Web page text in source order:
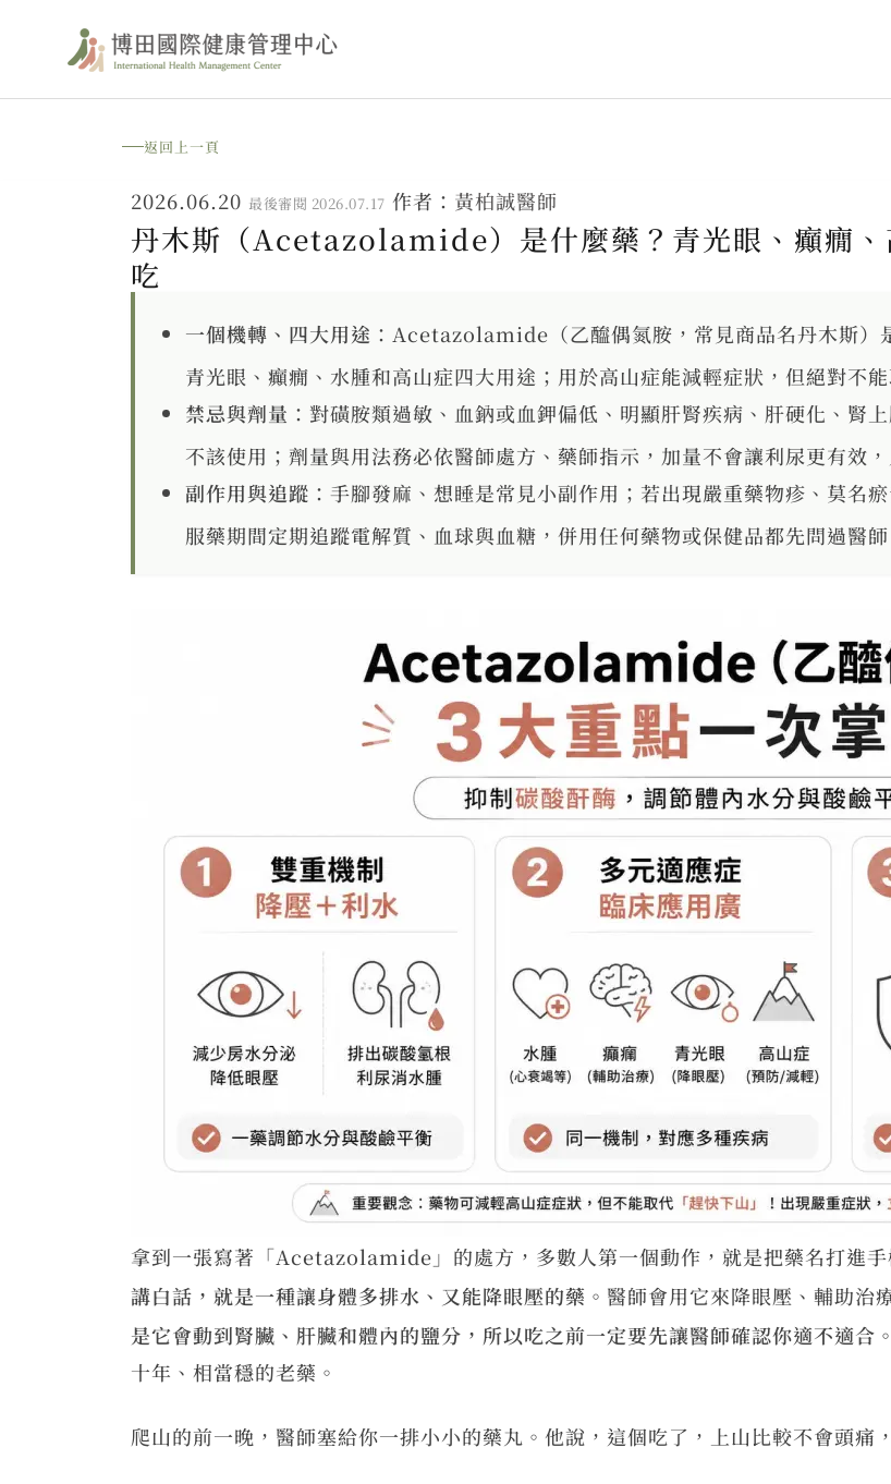
主
返回上一頁
2026.06.20 最後審閱 2026.07.17 作者： 黃柏誠醫師
丹木斯（Acetazolamide）是什麼藥？青光眼、癲癇、
吃
一個機轉、四大用途 ：Acetazolamide（乙醯偶氮胺，常見商品名丹木斯）
青光眼、癲癇、水腫和高山症四大用途；用於高山症能減輕症狀，但絕對不能
禁忌與劑量 ：對磺胺類過敏、血鈉或血鉀偏低、明顯肝腎疾病、肝硬化、腎
不該使用；劑量與用法務必依醫師處方、藥師指示，加量不會讓利尿更有效
副作用與追蹤 ：手腳發麻、想睡是常見小副作用；若出現嚴重藥物疹、莫名
服藥期間定期追蹤電解質、血球與血糖，併用任何藥物或保健品都先問過醫
拿到一張寫著「Acetazolamide」的處方，多數人第一個動作，就是把藥名打進手
講白話，就是一種讓身體多排水、又能降眼壓的藥。 醫師會用它來降眼壓、輔助治
是它會動到腎臟、肝臟和體內的鹽分，所以吃之前一定要先讓醫師確認你適不適合。
十年、相當穩的老藥。
爬山的前一晚，醫師塞給你一排小小的藥丸。他說，這個吃了，上山比較不會頭痛